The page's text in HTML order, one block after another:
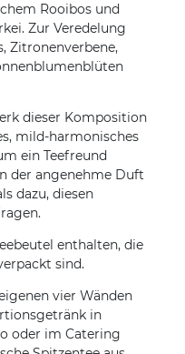
Rooibos und
Zur Veredelung
Zitronenverbene,
dieser Komposition
mild-harmonisches
ein Teefreund
der angenehme Duft
dazu, diesen
enthalten, die
sind.
vier Wänden
in
oder im Catering